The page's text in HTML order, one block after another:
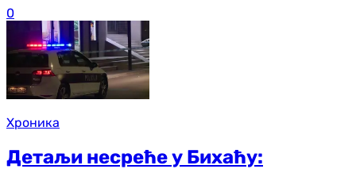
0
Хроника
Детаљи несреће у Бихаћу: